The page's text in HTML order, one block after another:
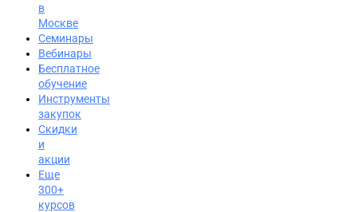
Вход на портал
8 (800) 200-24-26
в
Москве
Семинары
Вебинары
Бесплатное
обучение
Инструменты
закупок
Скидки
и
акции
Еще
300+
курсов